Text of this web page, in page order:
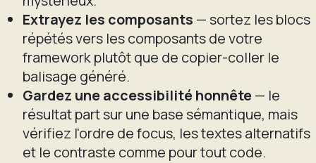
Extrayez les composants — sortez les blocs
répétés vers les composants de votre
framework plutôt que de copier-coller le
balisage généré.
Gardez une accessibilité honnête— le
résultat part sur une base sémantique, mais
vérifiez l'ordre de focus, les textes alternatifs
et le contraste comme pour tout code.